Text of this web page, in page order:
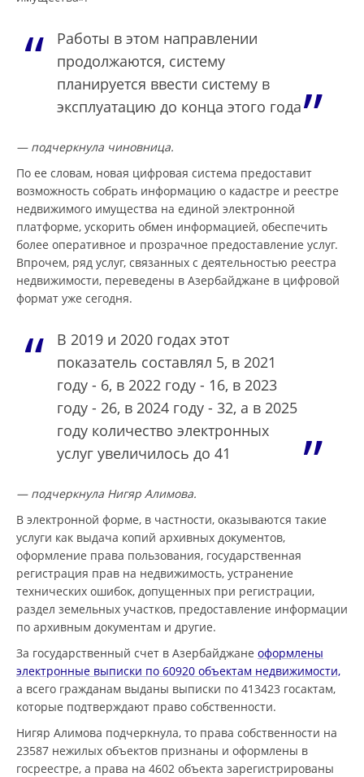
Работы в этом направлении
продолжаются, систему
планируется ввести систему в
эксплуатацию до конца этого года
— подчеркнула чиновница.
По ее словам, новая цифровая система предоставит
возможность собрать информацию о кадастре и реестре
недвижимого имущества на единой электронной
платформе, ускорить обмен информацией, обеспечить
более оперативное и прозрачное предоставление услуг.
Впрочем, ряд услуг, связанных с деятельностью реестра
недвижимости, переведены в Азербайджане в цифровой
формат уже сегодня.
В 2019 и 2020 годах этот
показатель составлял 5, в 2021
году - 6, в 2022 году - 16, в 2023
году - 26, в 2024 году - 32, а в 2025
году количество электронных
услуг увеличилось до 41
— подчеркнула Нигяр Алимова.
В электронной форме, в частности, оказываются такие
услуги как выдача копий архивных документов,
оформление права пользования, государственная
регистрация прав на недвижимость, устранение
технических ошибок, допущенных при регистрации,
раздел земельных участков, предоставление информации
по архивным документам и другие.
За государственный счет в Азербайджане оформлены
электронные выписки по 60920 объектам недвижимости,
а всего гражданам выданы выписки по 413423 госактам,
которые подтверждают право собственности.
Нигяр Алимова подчеркнула, то права собственности на
23587 нежилых объектов признаны и оформлены в
госреестре, а права на 4602 объекта зарегистрированы